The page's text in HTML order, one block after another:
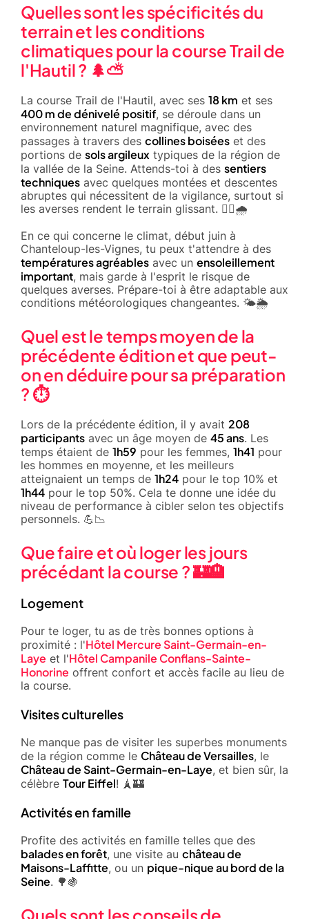
Quelles sont les spécificités du
terrain et les conditions
climatiques pour la course Trail de
l'Hautil ? 🌲⛅
La course Trail de l'Hautil, avec ses 18 km et ses
400 m de dénivelé positif, se déroule dans un
environnement naturel magnifique, avec des
passages à travers des collines boisées et des
portions de sols argileux typiques de la région de
la vallée de la Seine. Attends-toi à des sentiers
techniques avec quelques montées et descentes
abruptes qui nécessitent de la vigilance, surtout si
les averses rendent le terrain glissant. 🚶‍♂️🌧️
En ce qui concerne le climat, début juin à
Chanteloup-les-Vignes, tu peux t'attendre à des
températures agréables avec un ensoleillement
important, mais garde à l'esprit le risque de
quelques averses. Prépare-toi à être adaptable aux
conditions météorologiques changeantes. 🌤️🌦️
Quel est le temps moyen de la
précédente édition et que peut-
on en déduire pour sa préparation
? ⏱️
Lors de la précédente édition, il y avait 208
participants avec un âge moyen de 45 ans. Les
temps étaient de 1h59 pour les femmes, 1h41 pour
les hommes en moyenne, et les meilleurs
atteignaient un temps de 1h24 pour le top 10% et
1h44 pour le top 50%. Cela te donne une idée du
niveau de performance à cibler selon tes objectifs
personnels. 💪📉
Que faire et où loger les jours
précédant la course ? 🏰🏨
Logement
Pour te loger, tu as de très bonnes options à
proximité : l'Hôtel Mercure Saint-Germain-en-
Laye et l'Hôtel Campanile Conflans-Sainte-
Honorine offrent confort et accès facile au lieu de
la course.
Visites culturelles
Ne manque pas de visiter les superbes monuments
de la région comme le Château de Versailles, le
Château de Saint-Germain-en-Laye, et bien sûr, la
célèbre Tour Eiffel! 🗼🏰
Activités en famille
Profite des activités en famille telles que des
balades en forêt, une visite au château de
Maisons-Laffitte, ou un pique-nique au bord de la
Seine. 🌳🍇
Quels sont les conseils de